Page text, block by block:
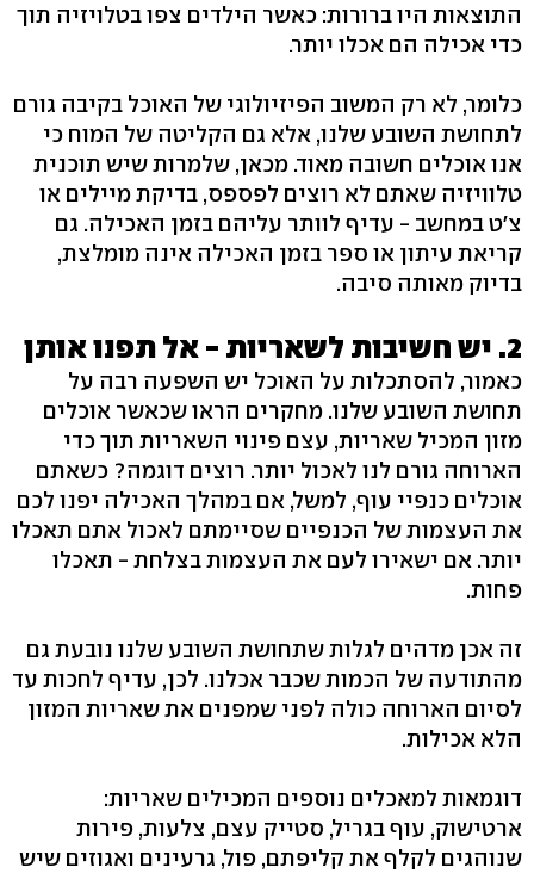
התוצאות היו ברורות: כאשר הילדים צפו בטלויזיה תוך
כדי אכילה הם אכלו יותר.
כלומר, לא רק המשוב הפיזיולוגי של האוכל בקיבה גורם
לתחושת השובע שלנו, אלא גם הקליטה של המוח כי
אנו אוכלים חשובה מאוד. מכאן, שלמרות שיש תוכנית
טלוויזיה שאתם לא רוצים לפספס, בדיקת מיילים או
צ'ט במחשב - עדיף לוותר עליהם בזמן האכילה. גם
קריאת עיתון או ספר בזמן האכילה אינה מומלצת,
בדיוק מאותה סיבה.
2. יש חשיבות לשאריות - אל תפנו אותן
כאמור, להסתכלות על האוכל יש השפעה רבה על
תחושת השובע שלנו. מחקרים הראו שכאשר אוכלים
מזון המכיל שאריות, עצם פינוי השאריות תוך כדי
הארוחה גורם לנו לאכול יותר. רוצים דוגמה? כשאתם
אוכלים כנפיי עוף, למשל, אם במהלך האכילה יפנו לכם
את העצמות של הכנפיים שסיימתם לאכול אתם תאכלו
יותר. אם ישאירו לעם את העצמות בצלחת - תאכלו
פחות.
זה אכן מדהים לגלות שתחושת השובע שלנו נובעת גם
מהתודעה של הכמות שכבר אכלנו. לכן, עדיף לחכות עד
לסיום הארוחה כולה לפני שמפנים את שאריות המזון
הלא אכילות.
דוגמאות למאכלים נוספים המכילים שאריות:
ארטישוק, עוף בגריל, סטייק עצם, צלעות, פירות
שנוהגים לקלף את קליפתם, פול, גרעינים ואגוזים שיש